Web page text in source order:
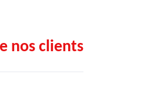
nos clients